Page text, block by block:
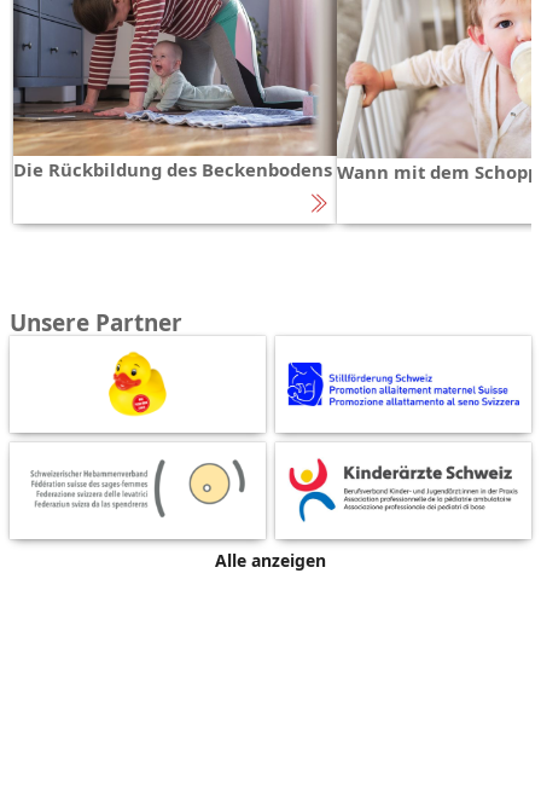
Die Rückbildung des Beckenbodens Wann mit dem
Unsere Partner
Alle anzeigen